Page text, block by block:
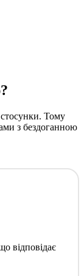
Тому
з бездоганною
відповідає